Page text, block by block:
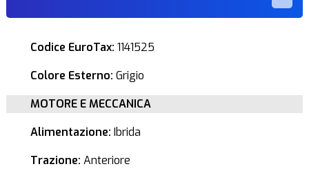
Codice EuroTax: 1141525
Colore Esterno: Grigio
MOTORE E MECCANICA
Alimentazione: Ibrida
Trazione: Anteriore